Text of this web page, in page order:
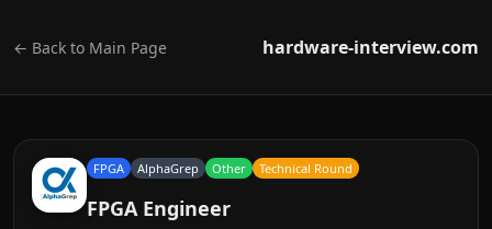
← Back to Main Page hardware-interview.com
FPGA AlphaGrep Other Technical Round
FPGA Engineer